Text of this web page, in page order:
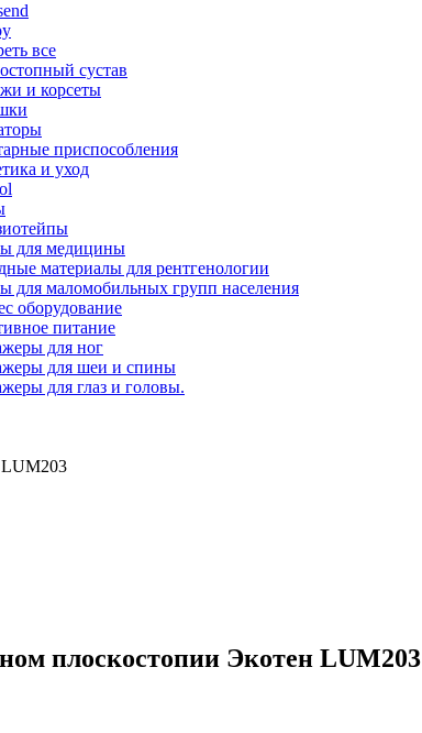
все
сустав
и корсеты
приспособления
и уход
для медицины
материалы для рентгенологии
для маломобильных групп населения
оборудование
питание
для ног
для шеи и спины
для глаз и головы.
LUM203
плоскостопии Экотен LUM203